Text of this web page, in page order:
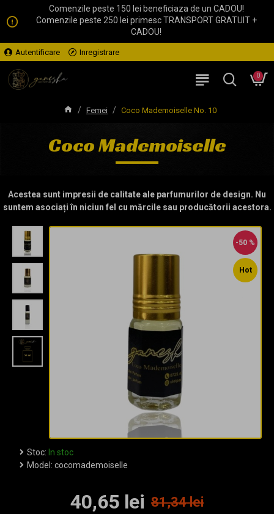
Comenzile peste 150 lei beneficiaza de un CADOU!
Comenzile peste 250 lei primesc TRANSPORT GRATUIT +
CADOU!
Autentificare Inregistrare
0
Femei Coco Mademoiselle No. 10
Coco Mademoiselle
Acestea sunt impresii de calitate ale parfumurilor de design. Nu
suntem asociați în niciun fel cu mărcile sau producătorii acestora.
Hot
-50 %
Stoc: In stoc
Model: cocomademoiselle
40,65 lei 81,34 lei